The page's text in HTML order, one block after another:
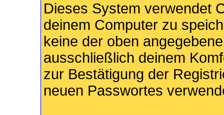
Dieses System verwendet
deinem Computer zu
keine der oben
ausschließlich deinem
zur Bestätigung der
neuen Passwortes